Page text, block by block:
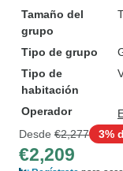
Tamaño del
grupo
Tipo de grupo
Tipo de
habitación
Operador
Desde €2,277 3%
€2,209